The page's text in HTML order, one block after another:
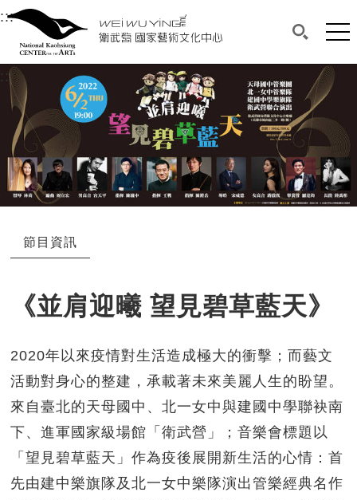
衛武營國家藝術文化中心
中央內容區塊，為本頁主要內容區。
:::選單連結區塊，此區塊列有本網站主要連結。
衛武營國家藝術文化中心
搜尋(開
網
:::中央內容區塊，為本頁主要內容區。
節目資訊
《並肩迎曦 望見碧草藍天》
2020年以來疫情對生活造成極大的衝擊；而藝文
活動對身心的整建，承載著未來美麗人生的盼望。
來自臺北的天母國中、北一女中與建國中學聯袂南
下、進軍國家級場館「衛武營」；音樂會標題以
「望見碧草藍天」作為疫後展開新生活的心情：首
先由建中樂旗隊及北一女中樂隊演出管樂經典名作